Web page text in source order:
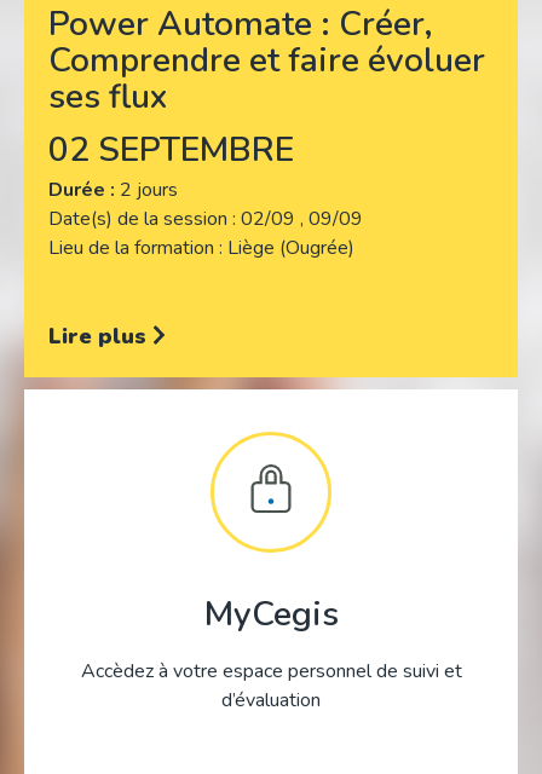
Power Automate : Créer,
Comprendre et faire évoluer
ses flux
02 SEPTEMBRE
Durée : 2 jours
Date(s) de la session 02/09 , 09/09
Lieu de la formation Liège (Ougrée)
Lire plus
MyCegis
Accèdez à votre espace personnel de suivi et
d’évaluation